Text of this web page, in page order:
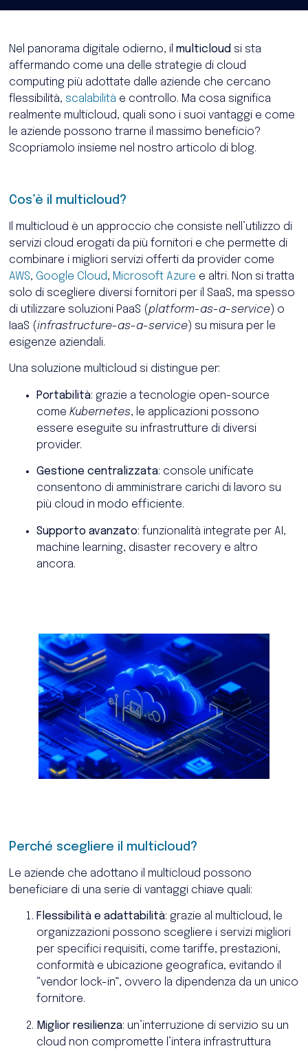
Nel panorama digitale odierno, ilmulticloud si sta
affermando come una delle strategie di cloud
computing più adottate dalle aziende che cercano
flessibilità, scalabilità e controllo. Ma cosa significa
realmente multicloud, quali sono i suoi vantaggi e come
le aziende possono trarne il massimo beneficio?
Scopriamolo insieme nel nostro articolo di blog.
Cos’è il multicloud?
Il multicloud è un approccio che consiste nell’utilizzo di
servizi cloud erogati da più fornitori e che permette di
combinare i migliori servizi offerti da provider come
AWS, Google Cloud, Microsoft Azure e altri. Non si tratta
solo di scegliere diversi fornitori per il SaaS, ma spesso
di utilizzare soluzioni PaaS (platform-as-a-service) o
IaaS (infrastructure-as-a-service) su misura per le
esigenze aziendali.
Una soluzione multicloud si distingue per:
Portabilità: grazie a tecnologie open-source
comeKubernetes, le applicazioni possono
essere eseguite su infrastrutture di diversi
provider.
Gestione centralizzata: console unificate
consentono di amministrare carichi di lavoro su
più cloud in modo efficiente.
Supporto avanzato: funzionalità integrate per AI,
machine learning, disaster recovery e altro
ancora.
Perché scegliere il multicloud?
Le aziende che adottano il multicloud possono
beneficiare di una serie di vantaggi chiave quali:
Flessibilità e adattabilità: grazie al multicloud, le
organizzazioni possono scegliere i servizi migliori
per specifici requisiti, come tariffe, prestazioni,
conformità e ubicazione geografica, evitando il
“vendor lock-in”, ovvero la dipendenza da un unico
fornitore.
Miglior resilienza: un’interruzione di servizio su un
cloud non compromette l’intera infrastruttura